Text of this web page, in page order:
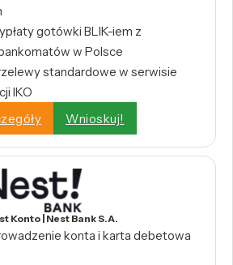
gotówki BLIK-iem z
w Polsce
standardowe w serwisie
IKO
Wnioskuj!
Konto | Nest Bank S.A.
konta i karta debetowa